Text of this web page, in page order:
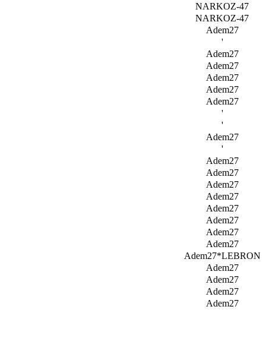
NARKOZ-47
NARKOZ-47
Adem27
'
Adem27
Adem27
Adem27
Adem27
Adem27
'
'
Adem27
'
Adem27
Adem27
Adem27
Adem27
Adem27
Adem27
Adem27
Adem27
Adem27*LEBRON
Adem27
Adem27
Adem27
Adem27